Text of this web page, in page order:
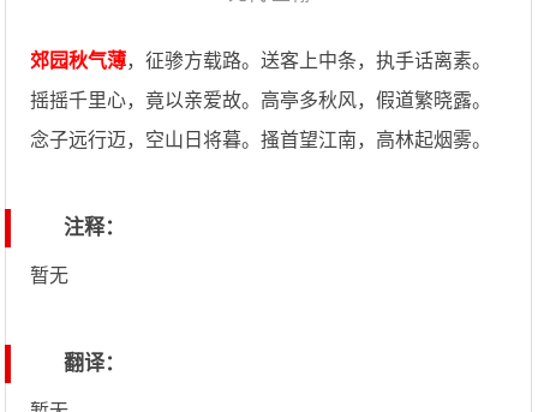
郊园秋气薄，征骖方载路。送客上中条，执手话离素。
摇摇千里心，竟以亲爱故。高亭多秋风，假道繁晓露。
念子远行迈，空山日将暮。搔首望江南，高林起烟雾。
注释：
暂无
翻译：